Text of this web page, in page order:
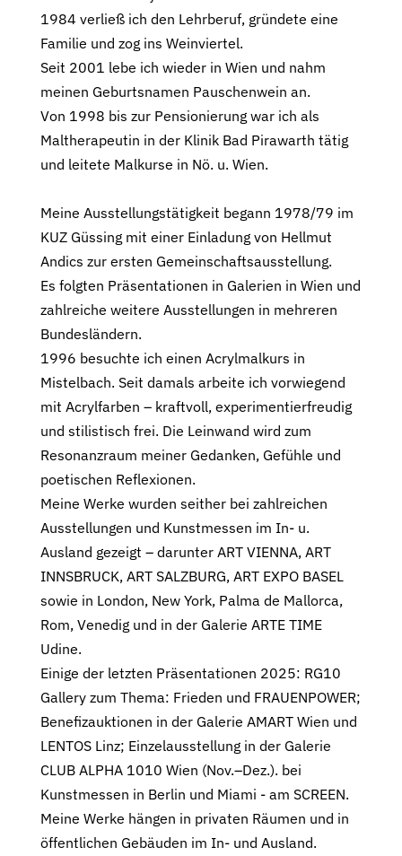
1984 verließ ich den Lehrberuf, gründete eine
Familie und zog ins Weinviertel.
Seit 2001 lebe ich wieder in Wien und nahm
meinen Geburtsnamen Pauschenwein an.
Von 1998 bis zur Pensionierung war ich als
Maltherapeutin in der Klinik Bad Pirawarth tätig
und leitete Malkurse in Nö. u. Wien.
Meine Ausstellungstätigkeit begann 1978/79 im
KUZ Güssing mit einer Einladung von Hellmut
Andics zur ersten Gemeinschaftsausstellung.
Es folgten Präsentationen in Galerien in Wien und
zahlreiche weitere Ausstellungen in mehreren
Bundesländern.
1996 besuchte ich einen Acrylmalkurs in
Mistelbach. Seit damals arbeite ich vorwiegend
mit Acrylfarben – kraftvoll, experimentierfreudig
und stilistisch frei. Die Leinwand wird zum
Resonanzraum meiner Gedanken, Gefühle und
poetischen Reflexionen.
Meine Werke wurden seither bei zahlreichen
Ausstellungen und Kunstmessen im In- u.
Ausland gezeigt – darunter ART VIENNA, ART
INNSBRUCK, ART SALZBURG, ART EXPO BASEL
sowie in London, New York, Palma de Mallorca,
Rom, Venedig und in der Galerie ARTE TIME
Udine.
Einige der letzten Präsentationen 2025: RG10
Gallery zum Thema: Frieden und FRAUENPOWER;
Benefizauktionen in der Galerie AMART Wien und
LENTOS Linz; Einzelausstellung in der Galerie
CLUB ALPHA 1010 Wien (Nov.–Dez.). bei
Kunstmessen in Berlin und Miami - am SCREEN.
Meine Werke hängen in privaten Räumen und in
öffentlichen Gebäuden im In- und Ausland.